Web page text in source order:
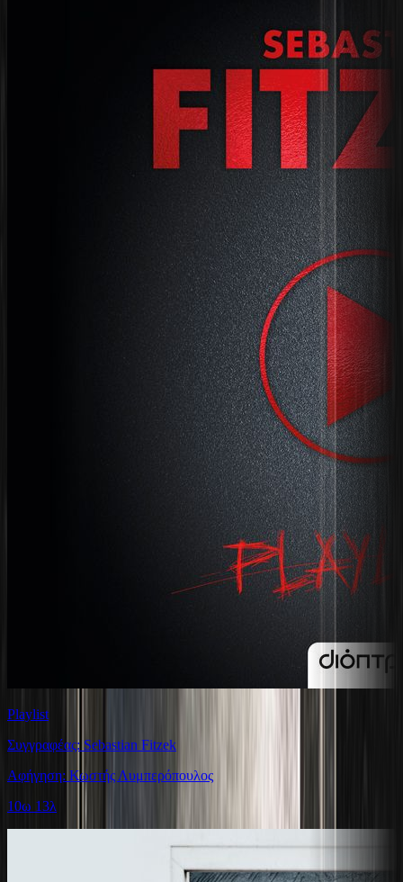
Playlist
Συγγραφέας: Sebastian Fitzek
Αφήγηση: Κωστής Λυμπερόπουλος
10ω 13λ